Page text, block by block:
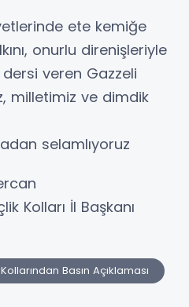
ete kemiğe
onurlu direnişleriyle
veren Gazzeli
milletimiz ve dimdik
selamlıyoruz
Kolları İl Başkanı
Basın Açıklaması